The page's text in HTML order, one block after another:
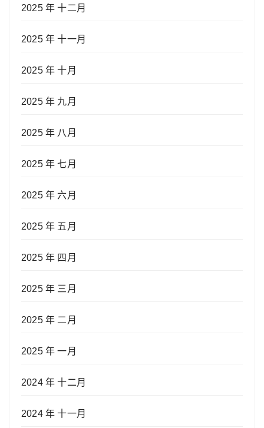
2025 年 十二月
2025 年 十一月
2025 年 十月
2025 年 九月
2025 年 八月
2025 年 七月
2025 年 六月
2025 年 五月
2025 年 四月
2025 年 三月
2025 年 二月
2025 年 一月
2024 年 十二月
2024 年 十一月